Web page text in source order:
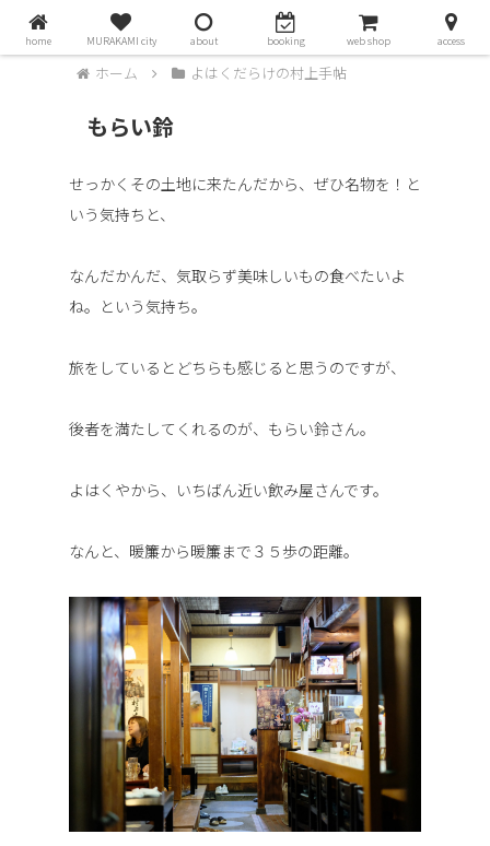
ホーム よはくだらけの村上手帖
もらい鈴
せっかくその土地に来たんだから、ぜひ名物を！と
いう気持ちと、
なんだかんだ、気取らず美味しいもの食べたいよ
ね。という気持ち。
旅をしているとどちらも感じると思うのですが、
後者を満たしてくれるのが、もらい鈴さん。
よはくやから、いちばん近い飲み屋さんです。
なんと、暖簾から暖簾まで３５歩の距離。
home MURAKAMI city about booking web shop access